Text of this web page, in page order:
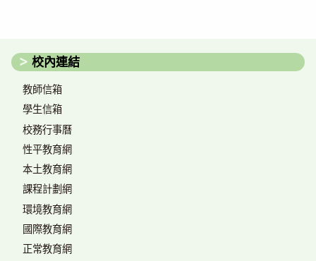
校內連結
教師信箱
學生信箱
校務行事曆
性平教育網
本土教育網
課程計劃網
環境教育網
國際教育網
正常教育網